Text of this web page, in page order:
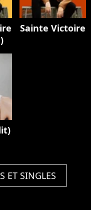
Sainte Victoire
ET SINGLES